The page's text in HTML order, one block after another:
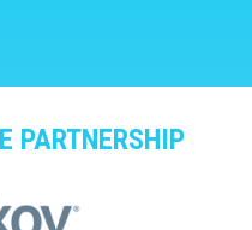
PARTNERSHIP